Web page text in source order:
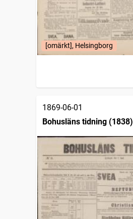
[omärkt], Helsingborg
1869-06-01
Bohusläns tidning (1838)